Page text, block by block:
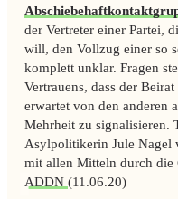
der Vertreter einer Partei,
will, den Vollzug einer so
komplett unklar. Fragen
Vertrauens, dass der
erwartet von den anderen
Mehrheit zu signalisieren.
Asylpolitikerin Jule Nagel
mit allen Mitteln durch die
ADDN(11.06.20)